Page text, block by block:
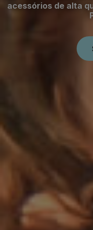
acessórios de alta